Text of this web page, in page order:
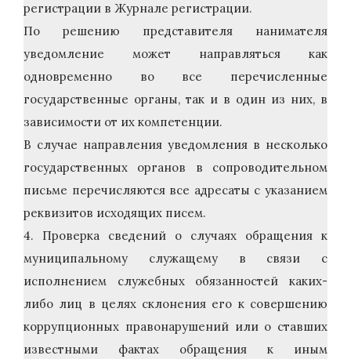
регистрации в Журнале регистрации.
По решению представителя нанимателя
уведомление может направляться как
одновременно во все перечисленные
государственные органы, так и в один из них, в
зависимости от их компетенции.
В случае направления уведомления в несколько
государственных органов в сопроводительном
письме перечисляются все адресаты с указанием
реквизитов исходящих писем.
4. Проверка сведений о случаях обращения к
муниципальному служащему в связи с
исполнением служебных обязанностей каких-
либо лиц в целях склонения его к совершению
коррупционных правонарушений или о ставших
известными фактах обращения к иным